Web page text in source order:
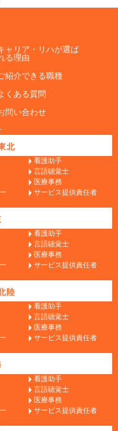
ャリア・リハが選ば
る理由
紹介できる職種
くある質問
問い合わせ
北
看護助手
言語聴覚士
医療事務
サービス提供責任者
看護助手
言語聴覚士
医療事務
サービス提供責任者
陸
看護助手
言語聴覚士
医療事務
サービス提供責任者
看護助手
言語聴覚士
医療事務
サービス提供責任者